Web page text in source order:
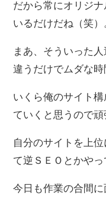
だから常にオリジ
いるだけだね（笑）
まあ、そういった
違うだけでムダな時
いくら俺のサイト
ていくと思うので頑
自分のサイトを上
て逆ＳＥＯとかや
今日も作業の合間